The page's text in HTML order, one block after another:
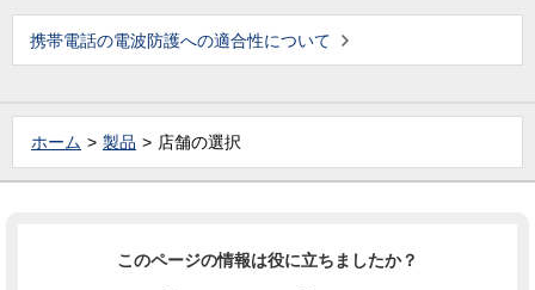
携帯電話の電波防護への適合性について
ホーム 製品 店舗の選択
このページの情報は役に立ちましたか？